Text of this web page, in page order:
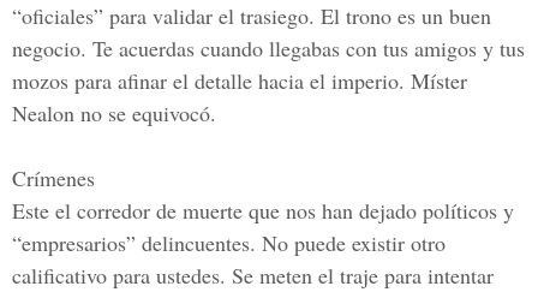
“oficiales” para validar el trasiego. El trono es un buen
negocio. Te acuerdas cuando llegabas con tus amigos y tus
mozos para afinar el detalle hacia el imperio. Míster
Nealon no se equivocó.
Crímenes
Este el corredor de muerte que nos han dejado políticos y
“empresarios” delincuentes. No puede existir otro
calificativo para ustedes. Se meten el traje para intentar